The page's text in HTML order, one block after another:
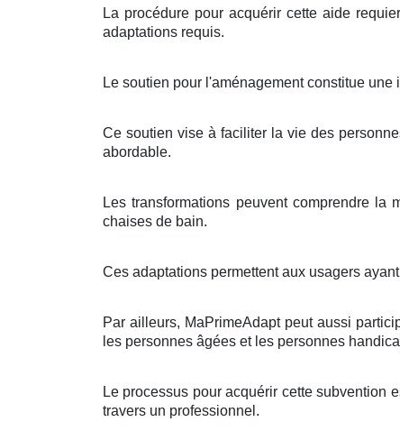
La procédure pour acquérir cette aide
adaptations requis.
Le soutien pour l'aménagement constitue
Ce soutien vise à faciliter la vie des
abordable.
Les transformations peuvent comprendre
chaises de bain.
Ces adaptations permettent aux usagers
Par ailleurs, MaPrimeAdapt peut aussi
les personnes âgées et les personnes
Le processus pour acquérir cette subvention
travers un professionnel.